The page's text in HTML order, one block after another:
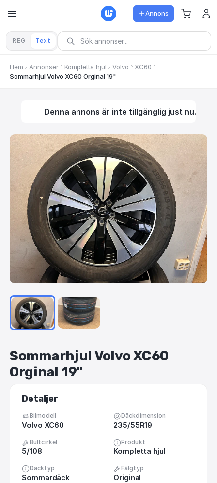
Annons
REG Text
Hem Annonser Kompletta hjul Volvo
XC60
Sommarhjul Volvo XC60 Orginal 19"
Denna annons är inte tillgänglig just nu.
Sommarhjul VolvoXC60
Orginal 19"
Detaljer
Bilmodell
Volvo XC60
Däckdimension
235/55R19
Bultcirkel
5/108
Produkt
Kompletta hjul
Däcktyp
Sommardäck
Fälgtyp
Original